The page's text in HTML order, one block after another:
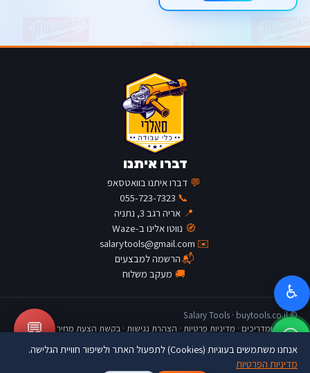
דברו איתנו
💬 דברו איתנו בוואטסאפ
📞
055-723-7323
📍 אריה רגב 3, נתניה
🧭 נווטו אלינו ב-Waze
✉️
salarytools@gmail.com
📬הרשמה למבצעים
🚚 מעקב משלוח
© Salary Tools · buytools.co.il
כתבות ומדריכים · מדיניות פרטיות · הצהרת נגישות · בקשת הצעת מחיר 💬
♿
אנחנו משתמשים בעוגיות (Cookies) לתפעול האתר ולשיפור חוויית הגלישה.
מדיניות הפרטיות